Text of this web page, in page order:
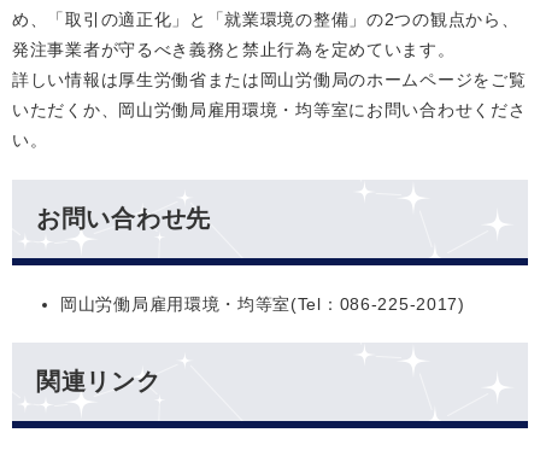
め、「取引の適正化」と「就業環境の整備」の2つの観点から、
発注事業者が守るべき義務と禁止行為を定めています。
詳しい情報は厚生労働省または岡山労働局のホームページをご覧
いただくか、岡山労働局雇用環境・均等室にお問い合わせくださ
い。
お問い合わせ先
岡山労働局雇用環境・均等室(Tel：086-225-2017)
関連リンク